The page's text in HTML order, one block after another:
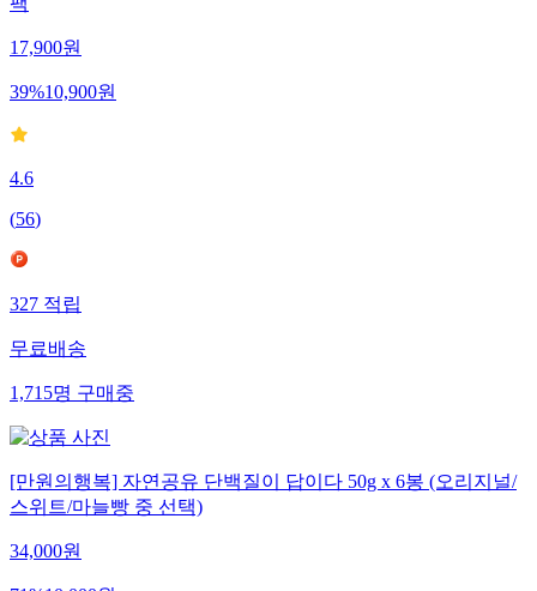
팩
17,900원
39%10,900원
4.6
(56)
327적립
무료배송
1,715명구매중
[만원의행복] 자연공유 단백질이 답이다 50g x 6봉 (오리지널/
스위트/마늘빵 중 선택)
34,000원